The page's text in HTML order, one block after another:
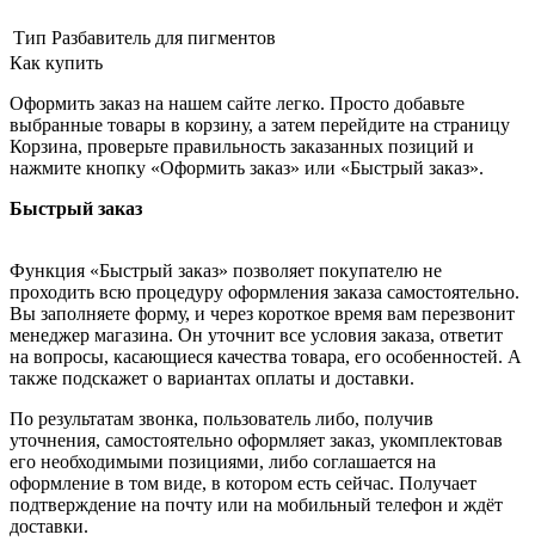
Тип Разбавитель для пигментов
Как купить
Оформить заказ на нашем сайте легко. Просто добавьте
выбранные товары в корзину, а затем перейдите на страницу
Корзина, проверьте правильность заказанных позиций и
нажмите кнопку «Оформить заказ» или «Быстрый заказ».
Быстрый заказ
Функция «Быстрый заказ» позволяет покупателю не
проходить всю процедуру оформления заказа самостоятельно.
Вы заполняете форму, и через короткое время вам перезвонит
менеджер магазина. Он уточнит все условия заказа, ответит
на вопросы, касающиеся качества товара, его особенностей. А
также подскажет о вариантах оплаты и доставки.
По результатам звонка, пользователь либо, получив
уточнения, самостоятельно оформляет заказ, укомплектовав
его необходимыми позициями, либо соглашается на
оформление в том виде, в котором есть сейчас. Получает
подтверждение на почту или на мобильный телефон и ждёт
доставки.